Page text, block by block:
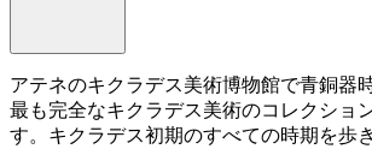
アテネのキクラデス美術博物館で青銅器
最も完全なキクラデス美術のコレクショ
す。キクラデス初期のすべての時期を歩